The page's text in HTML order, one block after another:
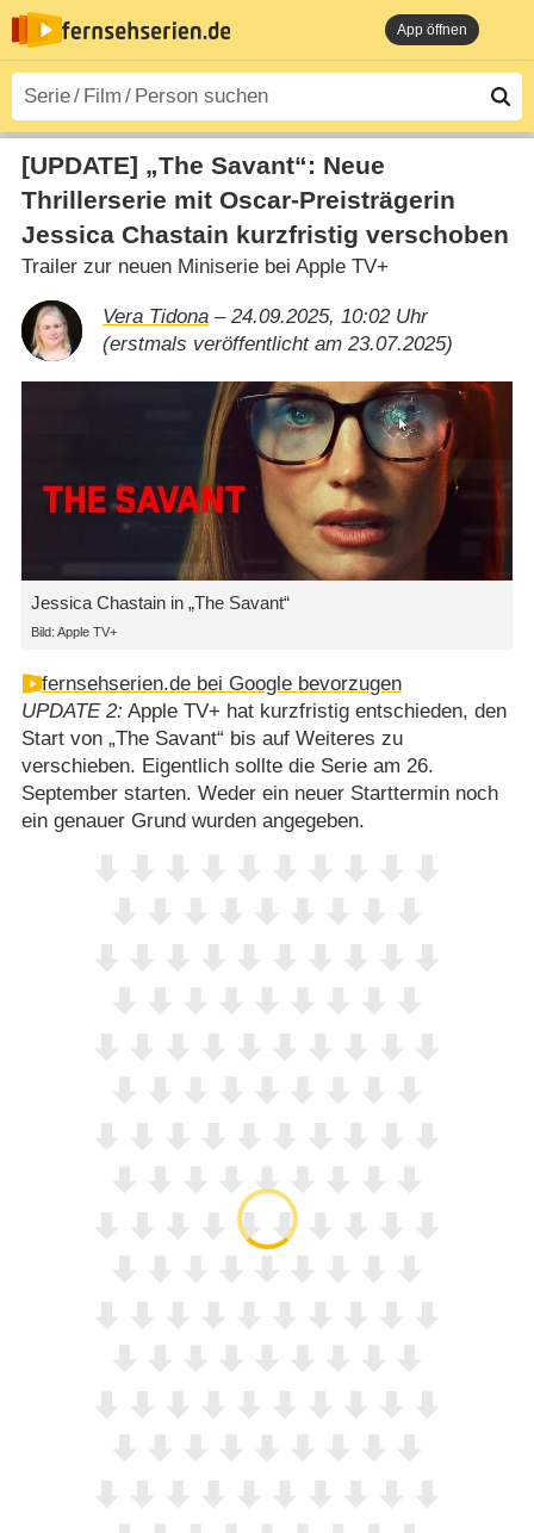
App öffnen
[UPDATE] „The Savant“: Neue
Thrillerserie mit Oscar-Preisträgerin
Jessica Chastain kurzfristig verschoben
Trailer zur neuen Miniserie bei Apple TV+
Vera Tidona– 24.09.2025, 10:02 Uhr
(erstmals veröffentlicht am 23.07.2025)
Jessica Chastain in „The Savant“
Bild: Apple TV+
fernsehserien.de bei Google bevorzugen
UPDATE 2: Apple TV+ hat kurzfristig entschieden, den
Start von „The Savant“ bis auf Weiteres zu
verschieben. Eigentlich sollte die Serie am 26.
September starten. Weder ein neuer Starttermin noch
ein genauer Grund wurden angegeben.